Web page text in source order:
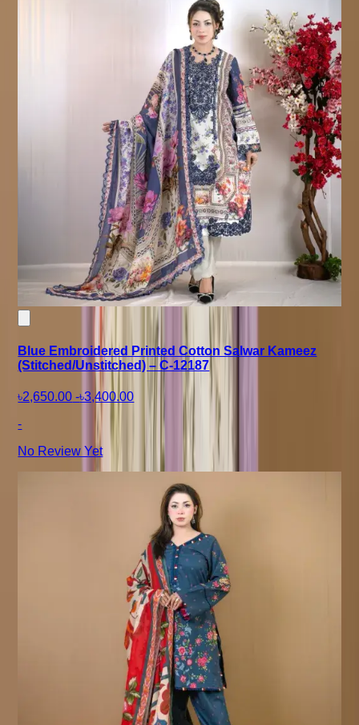
Blue Embroidered Printed Cotton Salwar Kameez
(Stitched/Unstitched) – C-12187
৳2,650.00 -৳3,400.00
-
No Review Yet